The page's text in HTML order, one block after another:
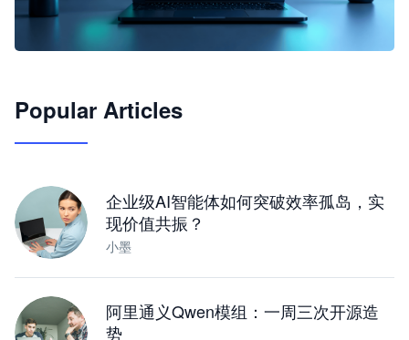
JimoClaw 桌面 AI Agent 工作台
Popular Articles
企业级AI智能体如何突破效率孤岛，实
现价值共振？
小墨
阿里通义Qwen模组：一周三次开源造
势